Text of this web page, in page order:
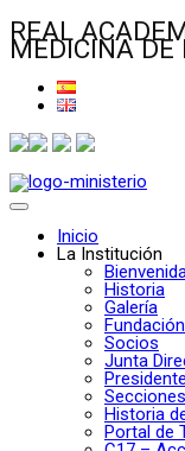
REAL
MEDICINA DE
Inicio
La Institución
Historia
Galería
Socios
Junta
Secciones
Historia
Portal de